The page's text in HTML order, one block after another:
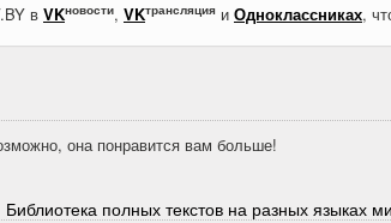
в VKновости, VKтрансляция и Одноклассниках,
она понравится вам больше!